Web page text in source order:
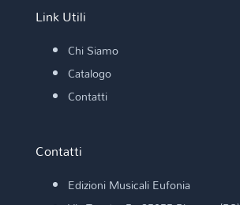
Link Utili
Chi Siamo
Catalogo
Contatti
Contatti
Edizioni Musicali Eufonia